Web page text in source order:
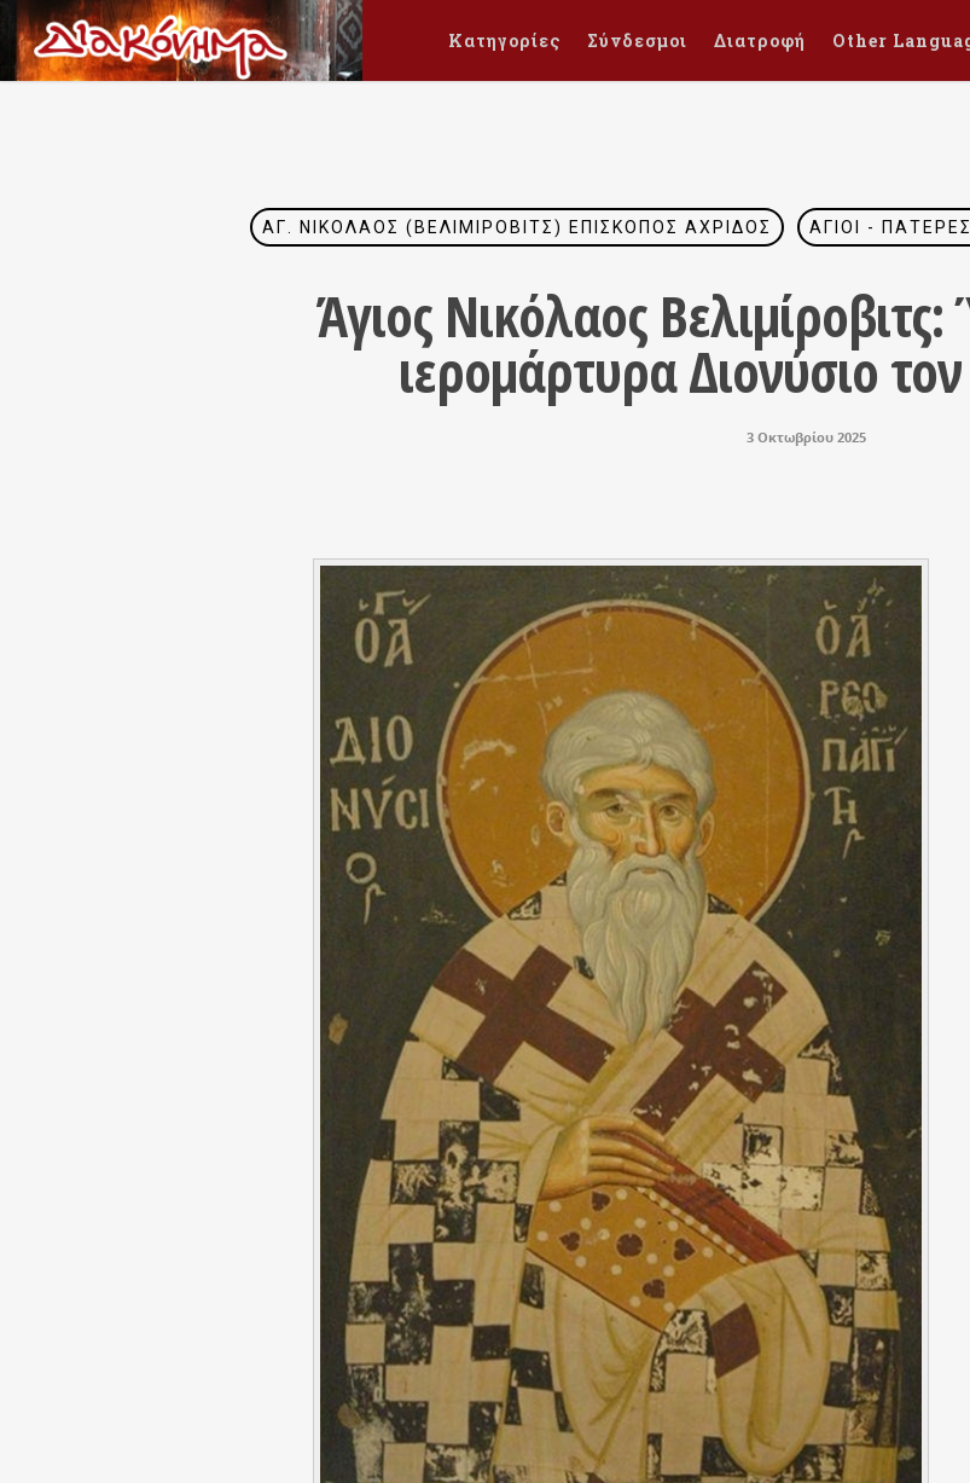
Κατηγορίες Σύνδεσμοι Διατροφή Other
ΆΓ. ΝΙΚΌΛΑΟΣ (ΒΕΛΙΜΊΡΟΒΙΤΣ) ΕΠΊΣΚΟΠΟΣ ΑΧΡΊΔΟΣ ΆΓΙΟΙ -
Άγιος Νικόλαος
ιερομάρτυρα Διονύσιο
3 Οκτωβρίου 2025